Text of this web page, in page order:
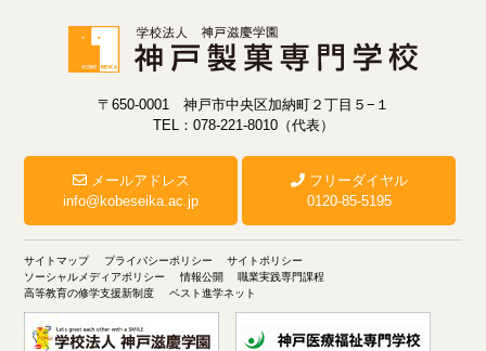
〒650-0001 神戸市中央区加納町２丁目５−１
TEL：078-221-8010（代表）
メールアドレス
info@kobeseika.ac.jp
フリーダイヤル
0120-85-5195
サイトマップ プライバシーポリシー
サイトポリシー
ソーシャルメディアポリシー
情報公開
職業実践専門課程
高等教育の修学支援新制度
ベスト進学ネット